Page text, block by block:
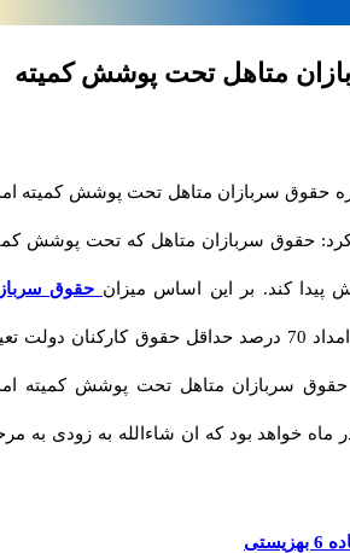
متاهل تحت پوشش کمیته
سربازان متاهل تحت پوشش کمیته امداد
حقوق سربازان متاهل که تحت پوشش کمیته
کند. بر این اساس میزانحقوق سربازان
تحت پوشش کمیته امداد 70 درصد حداقل حقوق کارکنان دولت تعیین
سربازان متاهل تحت پوشش کمیته امداد
در ماه خواهد بود که ان شاءالله به زودی به مرحله